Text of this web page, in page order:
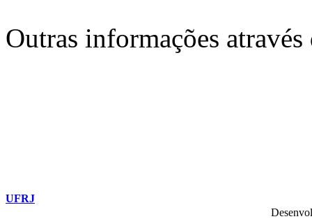
Outras informações
UFRJ